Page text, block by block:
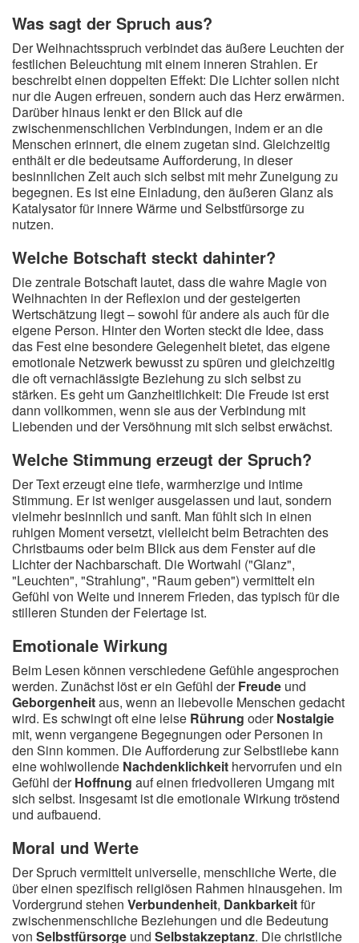
Was sagt der Spruch aus?
Der Weihnachtsspruch verbindet das äußere Leuchten der
festlichen Beleuchtung mit einem inneren Strahlen. Er
beschreibt einen doppelten Effekt: Die Lichter sollen nicht
nur die Augen erfreuen, sondern auch das Herz erwärmen.
Darüber hinaus lenkt er den Blick auf die
zwischenmenschlichen Verbindungen, indem er an die
Menschen erinnert, die einem zugetan sind. Gleichzeitig
enthält er die bedeutsame Aufforderung, in dieser
besinnlichen Zeit auch sich selbst mit mehr Zuneigung zu
begegnen. Es ist eine Einladung, den äußeren Glanz als
Katalysator für innere Wärme und Selbstfürsorge zu
nutzen.
Welche Botschaft steckt dahinter?
Die zentrale Botschaft lautet, dass die wahre Magie von
Weihnachten in der Reflexion und der gesteigerten
Wertschätzung liegt – sowohl für andere als auch für die
eigene Person. Hinter den Worten steckt die Idee, dass
das Fest eine besondere Gelegenheit bietet, das eigene
emotionale Netzwerk bewusst zu spüren und gleichzeitig
die oft vernachlässigte Beziehung zu sich selbst zu
stärken. Es geht um Ganzheitlichkeit: Die Freude ist erst
dann vollkommen, wenn sie aus der Verbindung mit
Liebenden und der Versöhnung mit sich selbst erwächst.
Welche Stimmung erzeugt der Spruch?
Der Text erzeugt eine tiefe, warmherzige und intime
Stimmung. Er ist weniger ausgelassen und laut, sondern
vielmehr besinnlich und sanft. Man fühlt sich in einen
ruhigen Moment versetzt, vielleicht beim Betrachten des
Christbaums oder beim Blick aus dem Fenster auf die
Lichter der Nachbarschaft. Die Wortwahl ("Glanz",
"Leuchten", "Strahlung", "Raum geben") vermittelt ein
Gefühl von Weite und innerem Frieden, das typisch für die
stilleren Stunden der Feiertage ist.
Emotionale Wirkung
Beim Lesen können verschiedene Gefühle angesprochen
werden. Zunächst löst er ein Gefühl derFreude und
Geborgenheitaus, wenn an liebevolle Menschen gedacht
wird. Es schwingt oft eine leise Rührung oderNostalgie
mit, wenn vergangene Begegnungen oder Personen in
den Sinn kommen. Die Aufforderung zur Selbstliebe kann
eine wohlwollende Nachdenklichkeit hervorrufen und ein
Gefühl derHoffnung auf einen friedvolleren Umgang mit
sich selbst. Insgesamt ist die emotionale Wirkung tröstend
und aufbauend.
Moral und Werte
Der Spruch vermittelt universelle, menschliche Werte, die
über einen spezifisch religiösen Rahmen hinausgehen. Im
Vordergrund stehen Verbundenheit, Dankbarkeitfür
zwischenmenschliche Beziehungen und die Bedeutung
von Selbstfürsorge und Selbstakzeptanz. Die christliche